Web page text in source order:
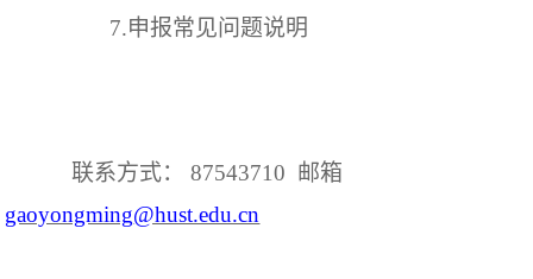
7.申报常见问题说明
联系方式： 87543710 邮箱
gaoyongming@hust.edu.cn